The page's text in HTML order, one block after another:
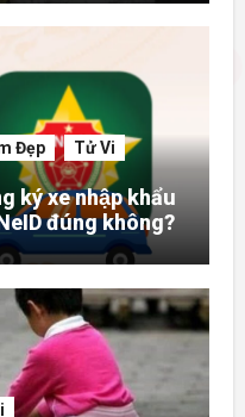
Đẹp Tử Vi
ký xe nhập khẩu
đúng không?